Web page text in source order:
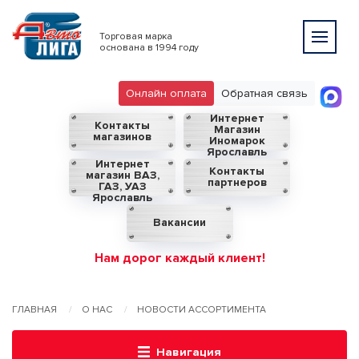
Торговая марка
основана в 1994 году
Обратная связь
Онлайн оплата
Контакты
магазинов
Интернет
Магазин
Иномарок
Ярославль
Интернет
магазин ВАЗ,
ГАЗ, УАЗ
Ярославль
Контакты
партнеров
Вакансии
Нам дорог каждый клиент!
ГЛАВНАЯ О НАС НОВОСТИ АССОРТИМЕНТА
Навигация